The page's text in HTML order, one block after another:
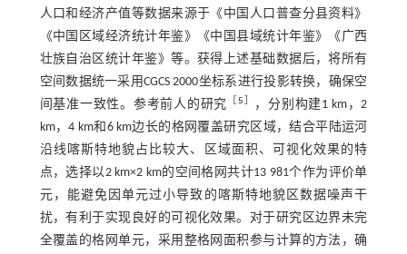
人口和经济产值等数据来源于《中国人口普查分县资料》
《中国区域经济统计年鉴》《中国县域统计年鉴》《广西
壮族自治区统计年鉴》等。获得上述基础数据后，将所有
空间数据统一采用CGCS 2000坐标系进行投影转换，确保空
间基准一致性。参考前人的研究
5
，分别构建1 km，2
km，4 km和6 km边长的格网覆盖研究区域，结合平陆运河
沿线喀斯特地貌占比较大、区域面积、可视化效果的特
点，选择以2 km×2 km的空间格网共计13 981个作为评价单
元，能避免因单元过小导致的喀斯特地貌区数据噪声干
扰，有利于实现良好的可视化效果。对于研究区边界未完
全覆盖的格网单元，采用整格网面积参与计算的方法，确